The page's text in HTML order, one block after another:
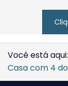
Você está aqui:
Casa com 4